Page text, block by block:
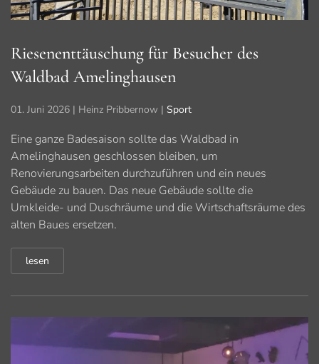
Riesenenttäuschung für Besucher des
Waldbad Amelinghausen
01. Juni 2026 | Heinz Pribbernow | Sport
Eine ganze Badesaison sollte das Waldbad in
Amelinghausen geschlossen bleiben, um
Renovierungsarbeiten durchzuführen und ein neues
Gebäude zu bauen. Das neue Gebäude sollte die
Umkleide- und Duschräume und die Wirtschaftsräume des
alten Baues ersetzen.
lesen